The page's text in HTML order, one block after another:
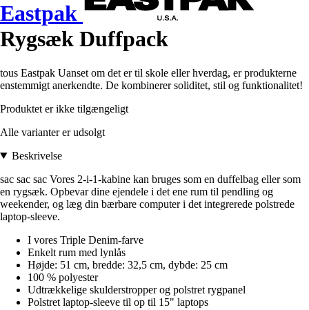
Eastpak
Rygsæk Duffpack
tous Eastpak Uanset om det er til skole eller hverdag, er produkterne
enstemmigt anerkendte. De kombinerer soliditet, stil og funktionalitet!
Produktet er ikke tilgængeligt
Alle varianter er udsolgt
Beskrivelse
sac sac sac Vores 2-i-1-kabine kan bruges som en duffelbag eller som
en rygsæk. Opbevar dine ejendele i det ene rum til pendling og
weekender, og læg din bærbare computer i det integrerede polstrede
laptop-sleeve.
I vores Triple Denim-farve
Enkelt rum med lynlås
Højde: 51 cm, bredde: 32,5 cm, dybde: 25 cm
100 % polyester
Udtrækkelige skulderstropper og polstret rygpanel
Polstret laptop-sleeve til op til 15" laptops